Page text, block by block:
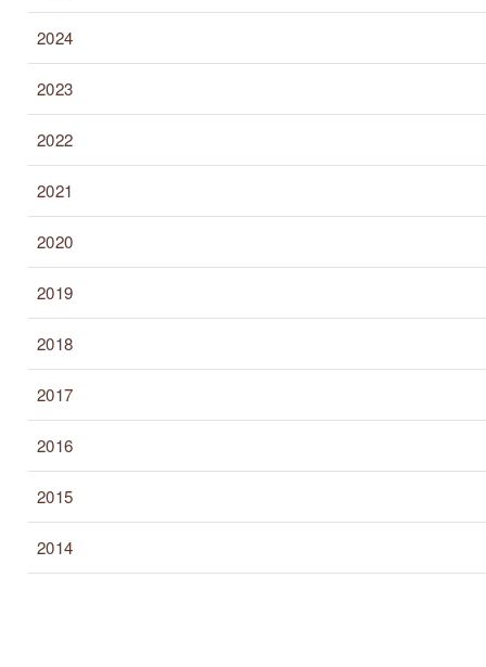
2024
2023
2022
2021
2020
2019
2018
2017
2016
2015
2014